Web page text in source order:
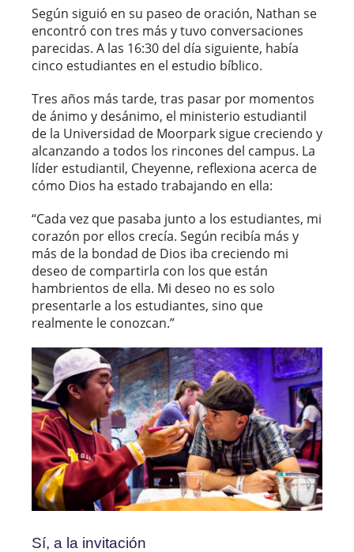
Según siguió en su paseo de oración, Nathan se
encontró con tres más y tuvo conversaciones
parecidas. A las 16:30 del día siguiente, había
cinco estudiantes en el estudio bíblico.
Tres años más tarde, tras pasar por momentos
de ánimo y desánimo, el ministerio estudiantil
de la Universidad de Moorpark sigue creciendo y
alcanzando a todos los rincones del campus. La
líder estudiantil, Cheyenne, reflexiona acerca de
cómo Dios ha estado trabajando en ella:
“Cada vez que pasaba junto a los estudiantes, mi
corazón por ellos crecía. Según recibía más y
más de la bondad de Dios iba creciendo mi
deseo de compartirla con los que están
hambrientos de ella. Mi deseo no es solo
presentarle a los estudiantes, sino que
realmente le conozcan.”
Sí, a la invitación